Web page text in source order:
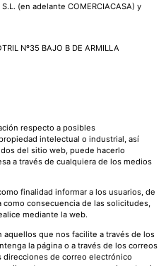
(en adelante COMERCIACASA) y
Nº35 BAJO B DE ARMILLA
respecto a posibles
intelectual o industrial, así
del sitio web, puede hacerlo
a través de cualquiera de los medios
finalidad informar a los usuarios, de
consecuencia de las solicitudes,
mediante la web.
que nos facilite a través de los
la página o a través de los correos
direcciones de correo electrónico